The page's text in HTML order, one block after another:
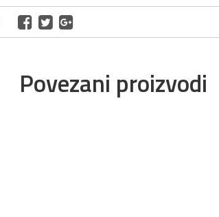
Povezani proizvodi